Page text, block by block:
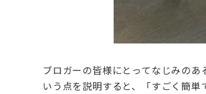
ブロガーの皆様にとってなじみの
いう点を説明すると、「すごく簡単